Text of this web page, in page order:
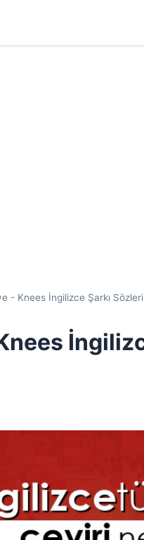
- Knees İngilizce Şarkı